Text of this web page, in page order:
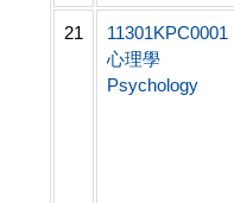
21
11301KPC0001
心理學
Psychology